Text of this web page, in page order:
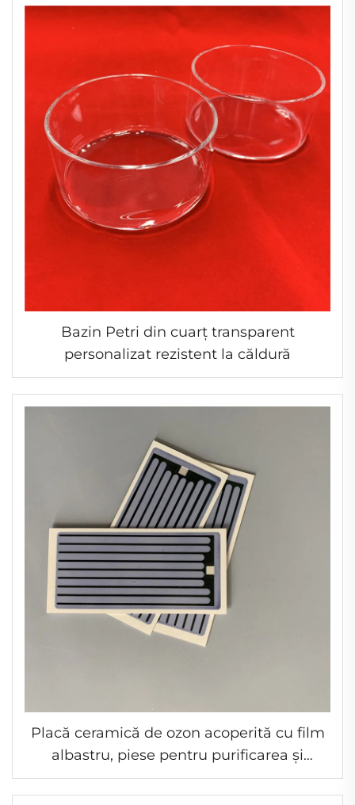
Bazin Petri din cuarț transparent
personalizat rezistent la căldură
Placă ceramică de ozon acoperită cu film
albastru, piese pentru purificarea și
sterilizarea aerului cu ozon